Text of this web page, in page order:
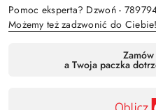
Pomoc eksperta? Dzwoń -
Możemy też zadzwonić do Ciebie!
a Twoja paczka